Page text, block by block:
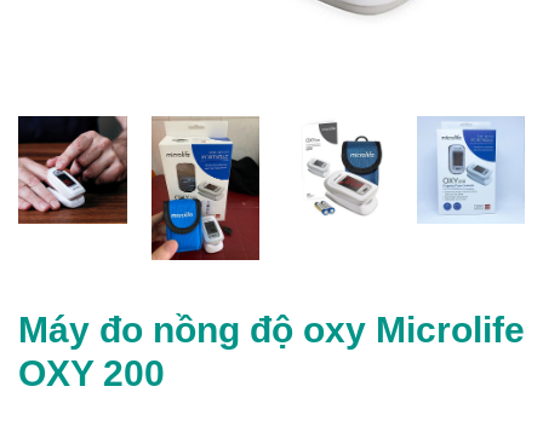
Máy đo nồng độ oxy Microlife
OXY 200